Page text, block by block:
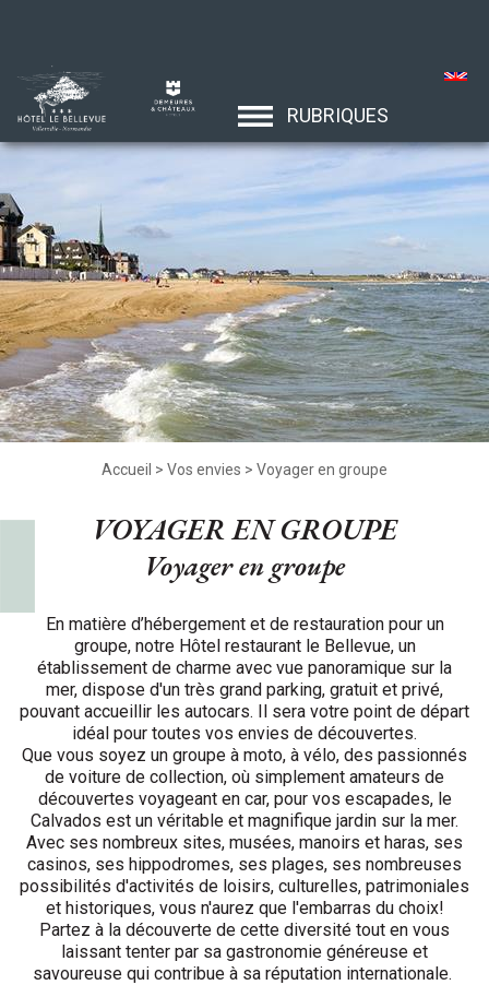
RUBRIQUES
Accueil > Vos envies > Voyager en groupe
VOYAGER EN GROUPE
Voyager en groupe
En matière d’hébergement et de restauration pour un
groupe, notre Hôtel restaurant le Bellevue, un
établissement de charme avec vue panoramique sur la
mer, dispose d'un très grand parking, gratuit et privé,
pouvant accueillir les autocars. Il sera votre point de départ
idéal pour toutes vos envies de découvertes.
Que vous soyez un groupe à moto, à vélo, des passionnés
de voiture de collection, où simplement amateurs de
découvertes voyageant en car, pour vos escapades, le
Calvados est un véritable et magnifique jardin sur la mer.
Avec ses nombreux sites, musées, manoirs et haras, ses
casinos, ses hippodromes, ses plages, ses nombreuses
possibilités d'activités de loisirs, culturelles, patrimoniales
et historiques, vous n'aurez que l'embarras du choix!
Partez à la découverte de cette diversité tout en vous
laissant tenter par sa gastronomie généreuse et
savoureuse qui contribue à sa réputation internationale.